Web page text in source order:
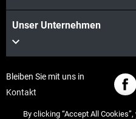
Unser Unternehmen
Bleiben Sie mit uns in
Kontakt
By clicking “Accept All